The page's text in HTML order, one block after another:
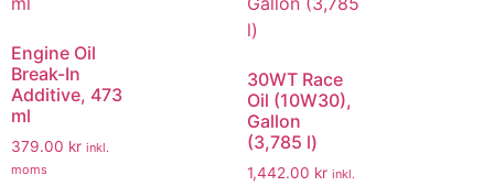
Engine Oil
Break-In
Additive, 473
ml
379.00 kr inkl.
moms
30WT Race
Oil (10W30),
Gallon
(3,785 l)
1,442.00 kr inkl.